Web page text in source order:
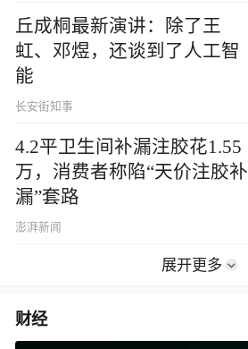
丘成桐最新演讲：除了王
虹、邓煜，还谈到了人工智
能
长安街知事
4.2平卫生间补漏注胶花1.55
万，消费者称陷“天价注胶补
漏”套路
澎湃新闻
展开更多
财经